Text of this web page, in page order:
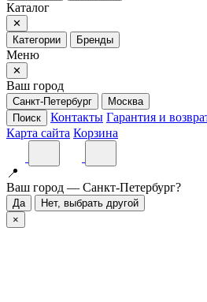
Каталог
✕
Категории
Бренды
Меню
✕
Ваш город
Санкт-Петербург
Москва
Поиск
Контакты Гарантия и
Карта сайта Корзина
📍
Ваш город — Санкт-Петербург?
Да
Нет, выбрать другой
×